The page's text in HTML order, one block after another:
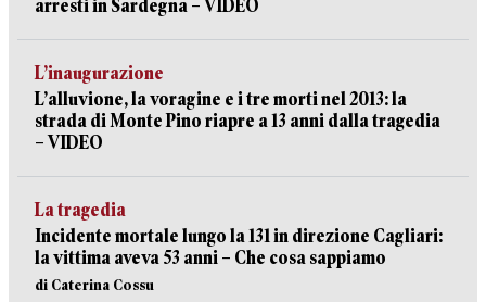
arresti in Sardegna – VIDEO
L’inaugurazione
L’alluvione, la voragine e i tre morti nel 2013: la
strada di Monte Pino riapre a 13 anni dalla tragedia
– VIDEO
La tragedia
Incidente mortale lungo la 131 in direzione Cagliari:
la vittima aveva 53 anni – Che cosa sappiamo
di Caterina Cossu